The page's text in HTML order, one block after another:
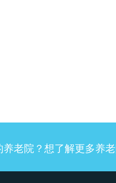
老院？想了解更多养